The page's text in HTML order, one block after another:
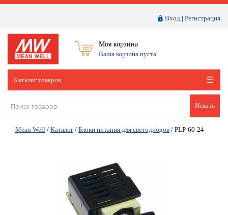
Вход | Регистрация
Моя корзина
Ваша корзина пуста
Каталог товаров
Искать
Mean Well / Каталог / Блоки питания для светодиодов / PLP-60-24